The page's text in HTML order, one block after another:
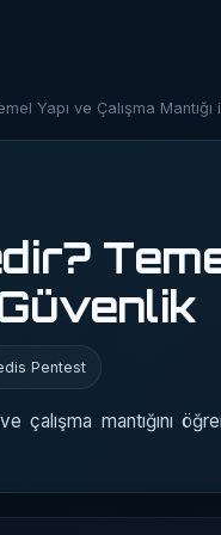
Yapı ve Çalışma
Pentest
ve çalışma mantığını